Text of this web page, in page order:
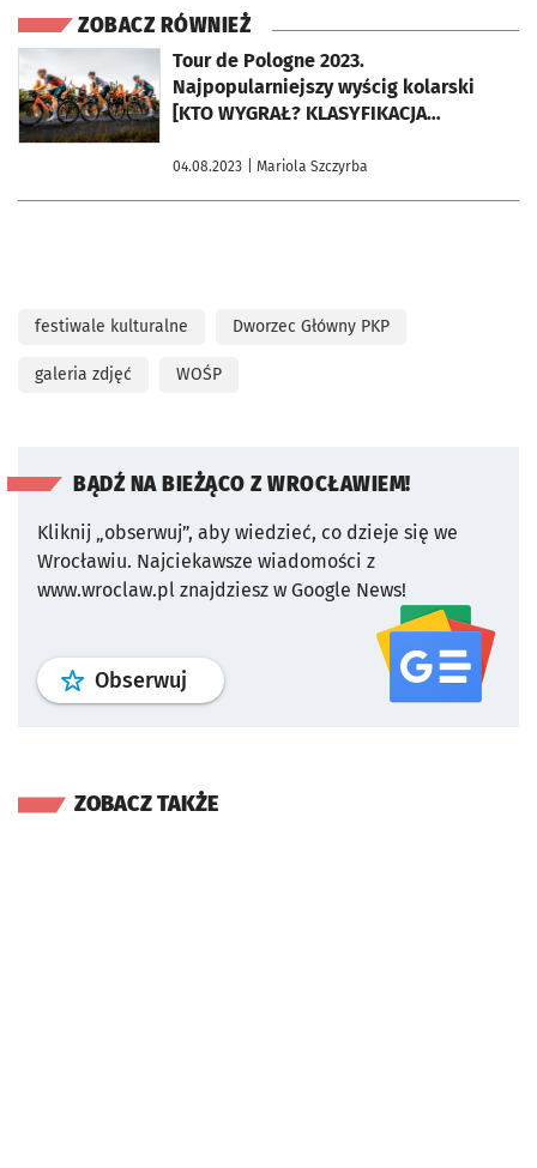
ZOBACZ RÓWNIEŻ
Tour de Pologne 2023.
Najpopularniejszy wyścig kolarski
[KTO WYGRAŁ? KLASYFIKACJA
04.08.2023 | Mariola Szczyrba
otworzy się w nowej karcie
festiwale kulturalne Dworzec Główny PKP
galeria zdjęć WOŚP
BĄDŹ NA BIEŻĄCO Z WROCŁAWIEM!
Kliknij „obserwuj”, aby wiedzieć, co dzieje się we
Wrocławiu. Najciekawsze wiadomości z
www.wroclaw.pl znajdziesz w Google News!
Obserwuj profil serwisu
ZOBACZ TAKŻE